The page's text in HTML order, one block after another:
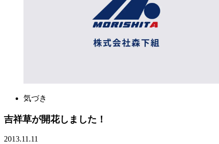
気づき
吉祥草が開花しました！
2013.11.11